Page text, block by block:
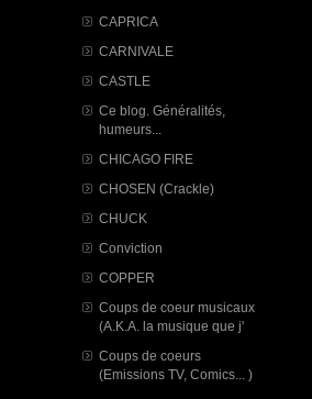
CAPRICA
CARNIVALE
CASTLE
Ce blog. Généralités,
humeurs...
CHICAGO FIRE
CHOSEN (Crackle)
CHUCK
Conviction
COPPER
Coups de coeur musicaux
(A.K.A. la musique que j'
Coups de coeurs
(Emissions TV, Comics... )